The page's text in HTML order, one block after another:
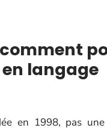
langage
en 1998, pas